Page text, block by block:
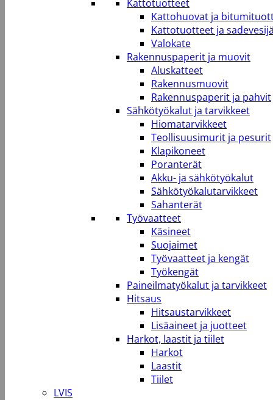
Kattotuotteet
Kattohuovat ja
Kattotuotteet ja
Valokate
Rakennuspaperit ja muovit
Aluskatteet
Rakennusmuovit
Rakennuspaperit ja pahvit
Sähkötyökalut ja tarvikkeet
Hiomatarvikkeet
Teollisuusimurit ja pesurit
Klapikoneet
Poranterät
Akku- ja sähkötyökalut
Sähkötyökalutarvikkeet
Sahanterät
Työvaatteet
Käsineet
Suojaimet
Työvaatteet ja kengät
Työkengät
Paineilmatyökalut ja tarvikkeet
Hitsaus
Hitsaustarvikkeet
Lisäaineet ja juotteet
Harkot, laastit ja tiilet
Harkot
Laastit
Tiilet
LVIS